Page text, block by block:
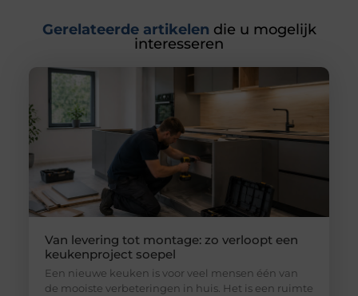
Gerelateerde artikelen die u mogelijk
interesseren
Van levering tot montage: zo verloopt een
keukenproject soepel
Een nieuwe keuken is voor veel mensen één van
de mooiste verbeteringen in huis. Het is een ruimte